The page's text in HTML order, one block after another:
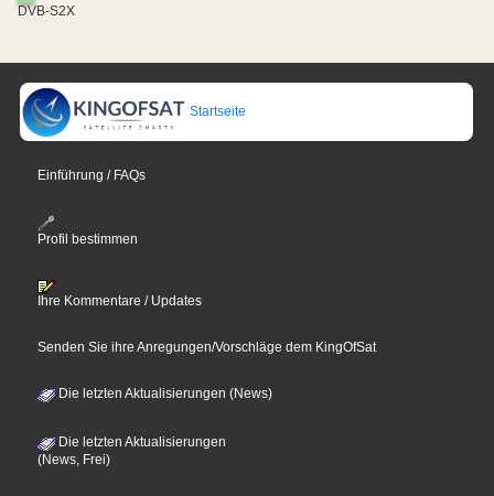
DVB-S2X
Startseite
Einführung / FAQs
Profil bestimmen
Ihre Kommentare / Updates
Senden Sie ihre Anregungen/Vorschläge dem KingOfSat
Die letzten Aktualisierungen (News)
Die letzten Aktualisierungen
(News, Frei)